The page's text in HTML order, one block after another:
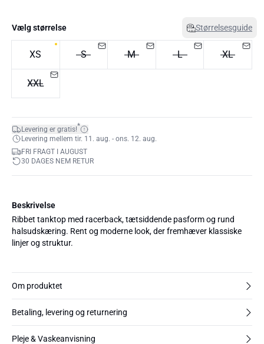
Vælg størrelse Størrelsesguide
XS S M L XL
XXL
Levering er gratis!*
Levering mellem tir. 11. aug. - ons. 12. aug.
FRI FRAGT I AUGUST
30 DAGES NEM RETUR
Beskrivelse
Ribbet tanktop med racerback, tætsiddende pasform og rund
halsudskæring. Rent og moderne look, der fremhæver klassiske
linjer og struktur.
Om produktet
Betaling, levering og returnering
Pleje & Vaskeanvisning